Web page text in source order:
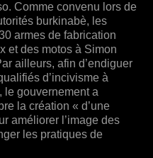
Comme convenu lors de
burkinabè, les
armes de fabrication
et des motos à Simon
ailleurs, afin d’endiguer
d’incivisme à
le gouvernement a
la création « d’une
améliorer l’image des
les pratiques de